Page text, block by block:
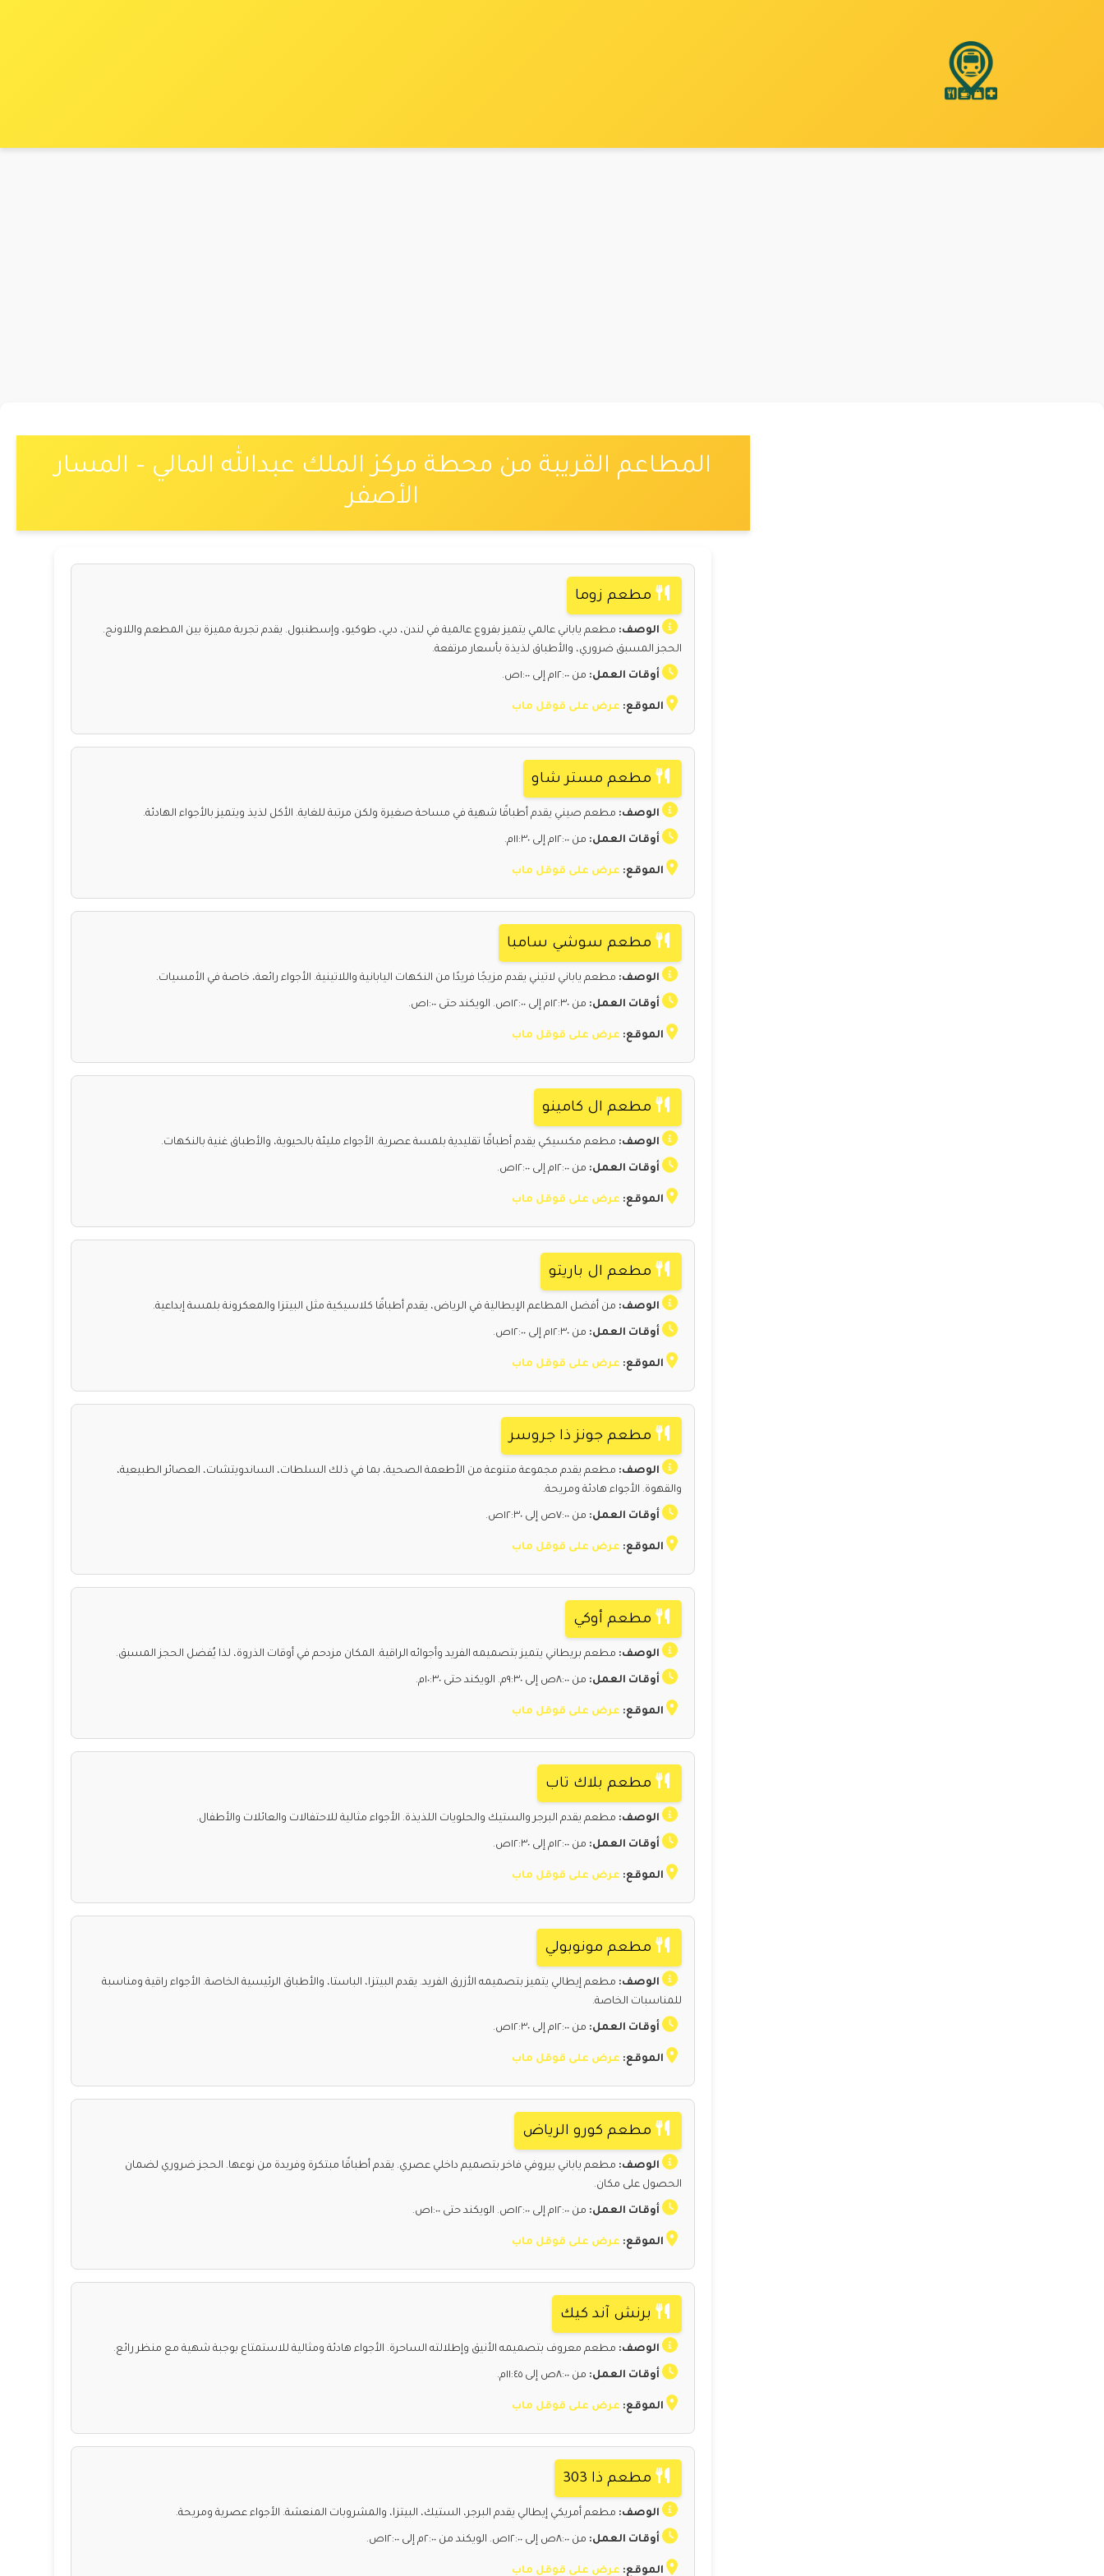
المطاعم القريبة من محطة مركز الملك عبدالله المالي – المسار
الأصفر
مطعم زوما
الوصف: مطعم ياباني عالمي يتميز بفروع عالمية في لندن، دبي، طوكيو، وإسطنبول. يقدم تجربة مميزة بين المطعم واللاونج.
الحجز المسبق ضروري، والأطباق لذيذة بأسعار مرتفعة.
أوقات العمل: من ١٢:٠٠م إلى ١:٠٠ص.
الموقع: عرض على قوقل ماب
مطعم مستر شاو
الوصف: مطعم صيني يقدم أطباقًا شهية في مساحة صغيرة ولكن مرتبة للغاية. الأكل لذيذ ويتميز بالأجواء الهادئة.
أوقات العمل: من ١٢:٠٠م إلى ١١:٣٠م.
الموقع: عرض على قوقل ماب
مطعم سوشي سامبا
الوصف: مطعم ياباني لاتيني يقدم مزيجًا فريدًا من النكهات اليابانية واللاتينية. الأجواء رائعة، خاصة في الأمسيات.
أوقات العمل: من ١٢:٣٠م إلى ١٢:٠٠ص. الويكند حتى ١:٠٠ص.
الموقع: عرض على قوقل ماب
مطعم ال كامينو
الوصف: مطعم مكسيكي يقدم أطباقًا تقليدية بلمسة عصرية. الأجواء مليئة بالحيوية، والأطباق غنية بالنكهات.
أوقات العمل: من ١٢:٠٠م إلى ١٢:٠٠ص.
الموقع: عرض على قوقل ماب
مطعم ال باريتو
الوصف: من أفضل المطاعم الإيطالية في الرياض، يقدم أطباقًا كلاسيكية مثل البيتزا والمعكرونة بلمسة إبداعية.
أوقات العمل: من ١٢:٣٠م إلى ١٢:٠٠ص.
الموقع: عرض على قوقل ماب
مطعم جونز ذا جروسر
الوصف: مطعم يقدم مجموعة متنوعة من الأطعمة الصحية، بما في ذلك السلطات، الساندويتشات، العصائر الطبيعية،
والقهوة. الأجواء هادئة ومريحة.
أوقات العمل: من ٧:٠٠ص إلى ١٢:٣٠ص.
الموقع: عرض على قوقل ماب
مطعم أوكي
الوصف: مطعم بريطاني يتميز بتصميمه الفريد وأجوائه الراقية. المكان مزدحم في أوقات الذروة، لذا يُفضل الحجز المسبق.
أوقات العمل: من ٨:٠٠ص إلى ٩:٣٠م. الويكند حتى ١٠:٣٠م.
الموقع: عرض على قوقل ماب
مطعم بلاك تاب
الوصف: مطعم يقدم البرجر والستيك والحلويات اللذيذة. الأجواء مثالية للاحتفالات والعائلات والأطفال.
أوقات العمل: من ١٢:٠٠م إلى ١٢:٣٠ص.
الموقع: عرض على قوقل ماب
مطعم مونوبولي
الوصف: مطعم إيطالي يتميز بتصميمه الأزرق الفريد. يقدم البيتزا، الباستا، والأطباق الرئيسية الخاصة. الأجواء راقية ومناسبة
للمناسبات الخاصة.
أوقات العمل: من ١٢:٠٠م إلى ١٢:٣٠ص.
الموقع: عرض على قوقل ماب
مطعم كورو الرياض
الوصف: مطعم ياباني بيروفي فاخر بتصميم داخلي عصري. يقدم أطباقًا مبتكرة وفريدة من نوعها. الحجز ضروري لضمان
الحصول على مكان.
أوقات العمل: من ١٢:٠٠م إلى ١٢:٠٠ص. الويكند حتى ١:٠٠ص.
الموقع: عرض على قوقل ماب
برنش آند كيك
الوصف: مطعم معروف بتصميمه الأنيق وإطلالته الساحرة. الأجواء هادئة ومثالية للاستمتاع بوجبة شهية مع منظر رائع.
أوقات العمل: من ٨:٠٠ص إلى ١١:٤٥م.
الموقع: عرض على قوقل ماب
مطعم ذا 303
الوصف: مطعم أمريكي إيطالي يقدم البرجر، الستيك، البيتزا، والمشروبات المنعشة. الأجواء عصرية ومريحة.
أوقات العمل: من ٨:٠٠ص إلى ١٢:٠٠ص. الويكند من ٢:٠٠م إلى ١٢:٠٠ص.
الموقع: عرض على قوقل ماب